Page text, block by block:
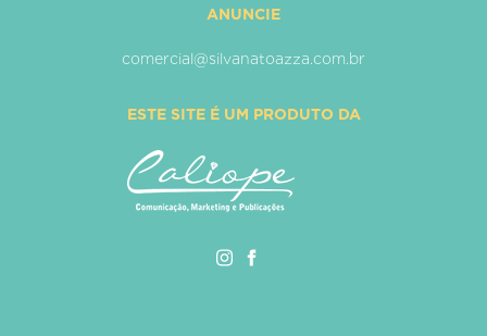
ANUNCIE
comercial@silvanatoazza.com.br
ESTE SITE É UM PRODUTO DA